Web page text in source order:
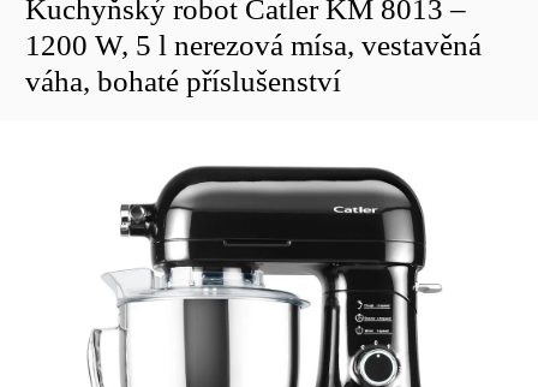
Kuchyňský robot Catler KM 8013 –
1200 W, 5 l nerezová mísa, vestavěná
váha, bohaté příslušenství